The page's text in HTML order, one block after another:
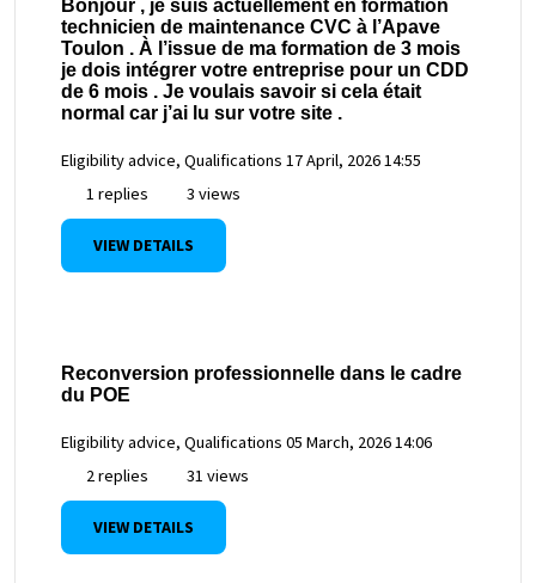
Bonjour , je suis actuellement en formation
technicien de maintenance CVC à l’Apave
Toulon . À l’issue de ma formation de 3 mois
je dois intégrer votre entreprise pour un CDD
de 6 mois . Je voulais savoir si cela était
normal car j’ai lu sur votre site .
Eligibility advice, Qualifications 17 April, 2026 14:55
1 replies
3 views
VIEW DETAILS
Reconversion professionnelle dans le cadre
du POE
Eligibility advice, Qualifications 05 March, 2026 14:06
2 replies
31 views
VIEW DETAILS